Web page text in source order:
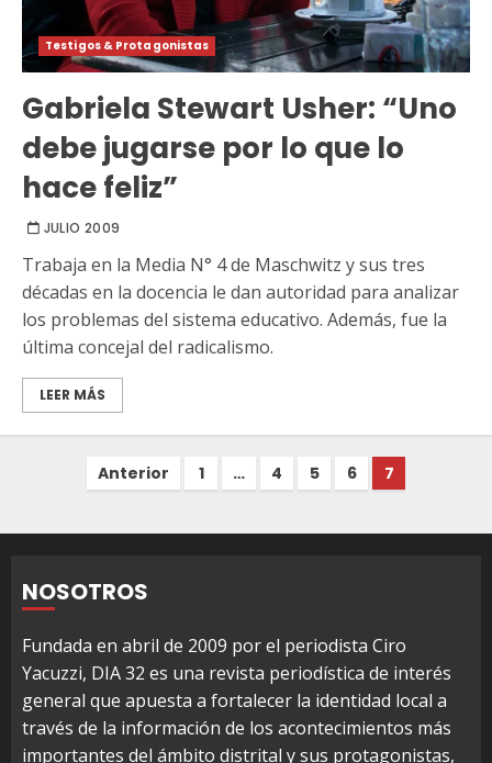
Testigos & Protagonistas
Gabriela Stewart Usher: “Uno
debe jugarse por lo que lo
hace feliz”
JULIO 2009
Trabaja en la Media N° 4 de Maschwitz y sus tres
décadas en la docencia le dan autoridad para analizar
los problemas del sistema educativo. Además, fue la
última concejal del radicalismo.
LEER MÁS
Paginación
entradas
Anterior 1 … 4 5 6 7
NOSOTROS
Fundada en abril de 2009 por el periodista Ciro
Yacuzzi, DIA 32 es una revista periodística de interés
general que apuesta a fortalecer la identidad local a
través de la información de los acontecimientos más
importantes del ámbito distrital y sus protagonistas,